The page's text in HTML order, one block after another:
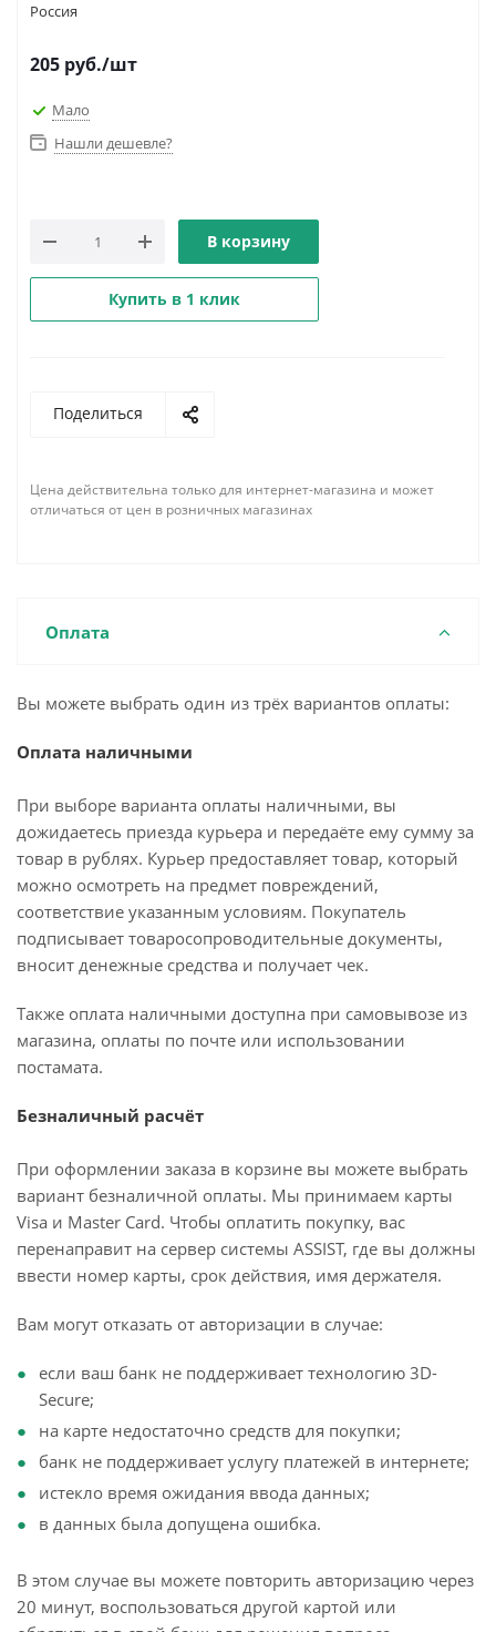
Россия
205 руб./шт
Мало
Нашли дешевле?
В корзину
Купить в 1 клик
Поделиться
Цена действительна только для интернет-магазина и может
отличаться от цен в розничных магазинах
Оплата
Вы можете выбрать один из трёх вариантов оплаты:
Оплата наличными
При выборе варианта оплаты наличными, вы
дожидаетесь приезда курьера и передаёте ему сумму за
товар в рублях. Курьер предоставляет товар, который
можно осмотреть на предмет повреждений,
соответствие указанным условиям. Покупатель
подписывает товаросопроводительные документы,
вносит денежные средства и получает чек.
Также оплата наличными доступна при самовывозе из
магазина, оплаты по почте или использовании
постамата.
Безналичный расчёт
При оформлении заказа в корзине вы можете выбрать
вариант безналичной оплаты. Мы принимаем карты
Visa и Master Card. Чтобы оплатить покупку, вас
перенаправит на сервер системы ASSIST, где вы должны
ввести номер карты, срок действия, имя держателя.
Вам могут отказать от авторизации в случае:
если ваш банк не поддерживает технологию 3D-
Secure;
на карте недостаточно средств для покупки;
банк не поддерживает услугу платежей в интернете;
истекло время ожидания ввода данных;
в данных была допущена ошибка.
В этом случае вы можете повторить авторизацию через
20 минут, воспользоваться другой картой или